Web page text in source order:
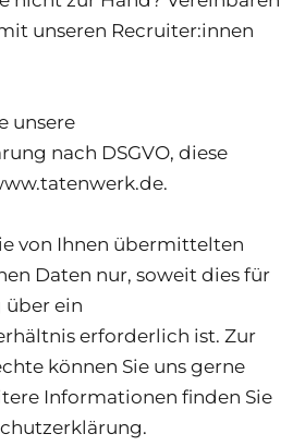
unseren Recruiter:innen
unsere
nach DSGVO, diese
von Ihnen übermittelten
Daten nur, soweit dies für
über ein
erforderlich ist. Zur
können Sie uns gerne
Informationen finden Sie